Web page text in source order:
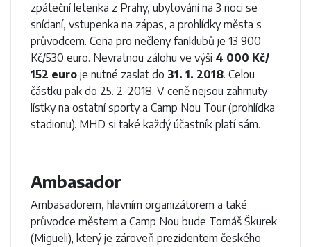
zpáteční letenka z Prahy, ubytování na 3 noci se
snídaní, vstupenka na zápas, a prohlídky města s
průvodcem. Cena pro nečleny fanklubů je 13 900
Kč/530 euro. Nevratnou zálohu ve výši 4 000 Kč/
152 euro je nutné zaslat do 31. 1. 2018. Celou
částku pak do 25. 2. 2018. V ceně nejsou zahrnuty
lístky na ostatní sporty a Camp Nou Tour (prohlídka
stadionu). MHD si také každý účastník platí sám.
Ambasador
Ambasadorem, hlavním organizátorem a také
průvodce městem a Camp Nou bude Tomáš Škurek
(Migueli), který je zároveň prezidentem českého